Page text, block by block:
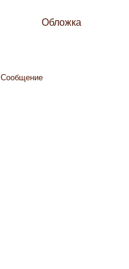
Обложка
Сообщение